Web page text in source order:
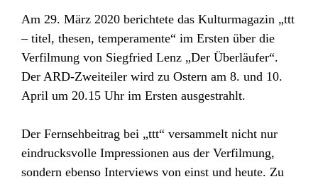
Am 29. März 2020 berichtete das Kulturmagazin „ttt
– titel, thesen, temperamente“ im Ersten über die
Verfilmung von Siegfried Lenz „Der Überläufer“.
Der ARD-Zweiteiler wird zu Ostern am 8. und 10.
April um 20.15 Uhr im Ersten ausgestrahlt.
Der Fernsehbeitrag bei „ttt“ versammelt nicht nur
eindrucksvolle Impressionen aus der Verfilmung,
sondern ebenso Interviews von einst und heute. Zu